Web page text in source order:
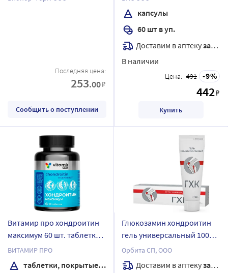
Последняя цена:
253.00₽
Сообщить о поступлении
капсулы
60 шт в уп.
Доставим в аптекузавтра
В наличии
Цена: 491 9
442₽
Купить
Витамир про хондроитин
максимум 60 шт. таблетки,
покрытые оболочкой
массой 927 мг
ВИТАМИР ПРО
таблетки, покрытые оболочкой
Глюкозамин хондроитин
гель универсальный 100
мл
Орбита СП, ООО
Доставим в аптекузавтра